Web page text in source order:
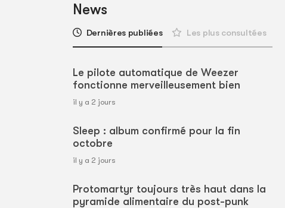
News
Dernières publiées Les plus consultées
Le pilote automatique de Weezer
fonctionne merveilleusement bien
il y a 2 jours
Sleep : album confirmé pour la fin
octobre
il y a 2 jours
Protomartyr toujours très haut dans la
pyramide alimentaire du post-punk